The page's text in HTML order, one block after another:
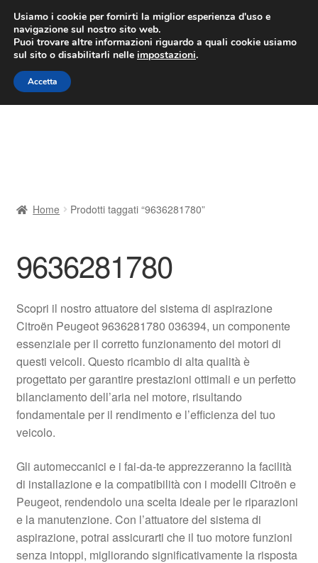
CONSEGNA da 7 EUR
Lun-Ven 9:00 - 16:00/800 580 290
Vai
alla
navigazione
Vai
al
contenuto
Contatto
Il mio account
Pagamenti
Politica sulla riservatezza
Procedura di Reclamo
Rimostranza
Spedizione in tutto il mondo
Home Prodotti taggati “9636281780”
9636281780
Scopri il nostro attuatore del sistema di aspirazione
Citroën Peugeot 9636281780 036394, un componente
essenziale per il corretto funzionamento dei motori di
questi veicoli. Questo ricambio di alta qualità è
progettato per garantire prestazioni ottimali e un perfetto
bilanciamento dell’aria nel motore, risultando
fondamentale per il rendimento e l’efficienza del tuo
veicolo.
Gli automeccanici e i fai-da-te apprezzeranno la facilità
di installazione e la compatibilità con i modelli Citroën e
Peugeot, rendendolo una scelta ideale per le riparazioni
e la manutenzione. Con l’attuatore del sistema di
aspirazione, potrai assicurarti che il tuo motore funzioni
senza intoppi, migliorando significativamente la risposta
Usiamo i cookie per fornirti la miglior esperienza d'uso e
navigazione sul nostro sito web.
Puoi trovare altre informazioni riguardo a quali cookie usiamo
sul sito o disabilitarli nelle impostazioni.
Accetta